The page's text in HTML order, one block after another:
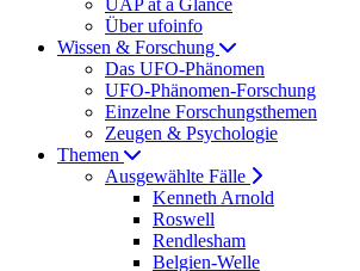
UAP at a Glance
Über ufoinfo
Wissen & Forschung
Das UFO-Phänomen
UFO-Phänomen-Forschung
Einzelne Forschungsthemen
Zeugen & Psychologie
Themen
Ausgewählte Fälle
Kenneth Arnold
Roswell
Rendlesham
Belgien-Welle